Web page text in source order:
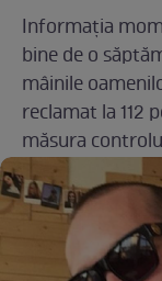
Informaţia
bine de o
mâinile
reclamat la 112
măsura